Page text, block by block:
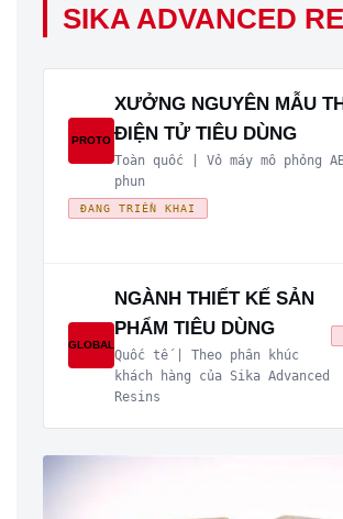
SIKA ADVANCED
PROTO
XƯỞNG NGUYÊN MẪU
ĐIỆN TỬ TIÊU DÙNG
Toàn quốc | Vỏ máy mô phỏng
phun
ĐANG TRIỂN KHAI
GLOBAL
NGÀNH THIẾT KẾ SẢN
PHẨM TIÊU DÙNG
Quốc tế | Theo phân khúc
khách hàng của Sika Advanced
Resins